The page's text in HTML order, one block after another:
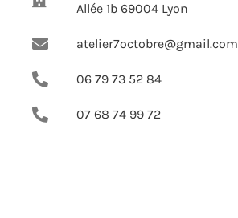
Allée 1b 69004 Lyon
atelier7octobre@gmail.com
06 79 73 52 84
07 68 74 99 72